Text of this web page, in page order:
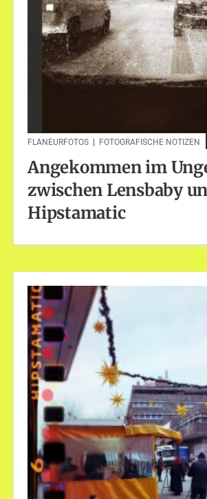
FLANEURFOTOS FOTOGRAFISCHE NOTIZEN
Angekommen im
zwischen Lensbaby
Hipstamatic